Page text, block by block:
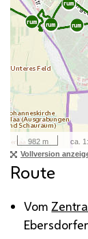
Route
Vom